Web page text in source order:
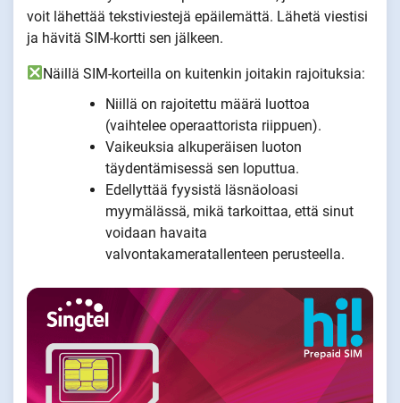
voit lähettää tekstiviestejä epäilemättä. Lähetä viestisi
ja hävitä SIM-kortti sen jälkeen.
Näillä SIM-korteilla on kuitenkin joitakin rajoituksia:
Niillä on rajoitettu määrä luottoa
(vaihtelee operaattorista riippuen).
Vaikeuksia alkuperäisen luoton
täydentämisessä sen loputtua.
Edellyttää fyysistä läsnäoloasi
myymälässä, mikä tarkoittaa, että sinut
voidaan havaita
valvontakameratallenteen perusteella.